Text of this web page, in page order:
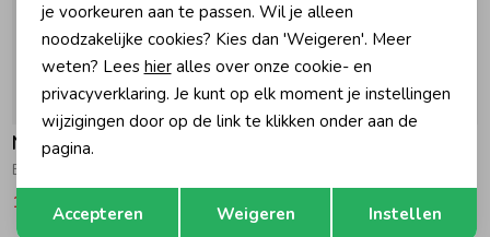
-50% korting
Noppies
16,47 Terug Opslaan
je voorkeuren aan te passen. Wil je alleen
noodzakelijke cookies? Kies dan 'Weigeren'. Meer
weten? Lees hieralles over onze cookie- en
privacyverklaring. Je kunt op elk moment je instellingen
wijzigingen door op de link te klikken onder aan de
pagina.
Accepteren Weigeren Instellen